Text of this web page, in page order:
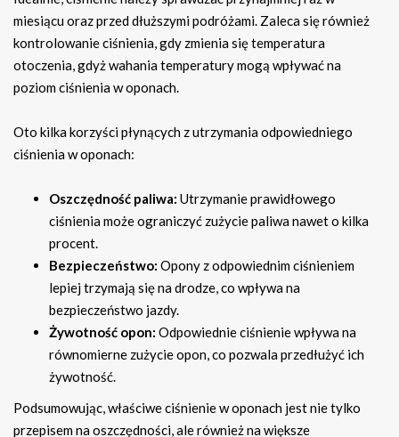
miesiącu oraz przed dłuższymi podróżami. Zaleca się również
kontrolowanie ciśnienia, gdy zmienia się temperatura
otoczenia, gdyż wahania temperatury mogą wpływać na
poziom ciśnienia w oponach.
Oto kilka korzyści płynących z utrzymania odpowiedniego
ciśnienia w oponach:
Oszczędność paliwa: Utrzymanie prawidłowego
ciśnienia może ograniczyć zużycie paliwa nawet o kilka
procent.
Bezpieczeństwo: Opony z odpowiednim ciśnieniem
lepiej trzymają się na drodze, co wpływa na
bezpieczeństwo jazdy.
Żywotność opon: Odpowiednie ciśnienie wpływa na
równomierne zużycie opon, co pozwala przedłużyć ich
żywotność.
Podsumowując, właściwe ciśnienie w oponach jest nie tylko
przepisem na oszczędności, ale również na większe